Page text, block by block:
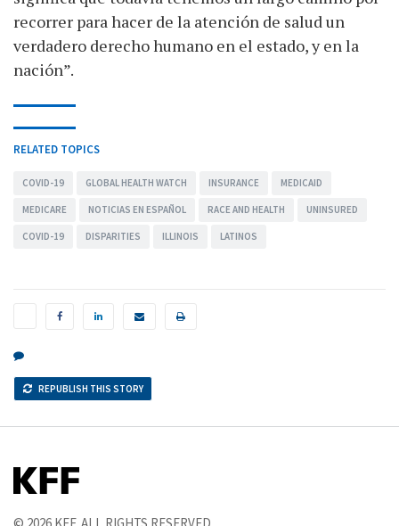
recorrer para hacer de la atención de salud un
verdadero derecho humano en el estado, y en la
nación”.
RELATED TOPICS
COVID-19 GLOBAL HEALTH WATCH INSURANCE MEDICAID
MEDICARE NOTICIAS EN ESPAÑOL RACE AND HEALTH UNINSURED
COVID-19 DISPARITIES ILLINOIS LATINOS
REPUBLISH THIS STORY